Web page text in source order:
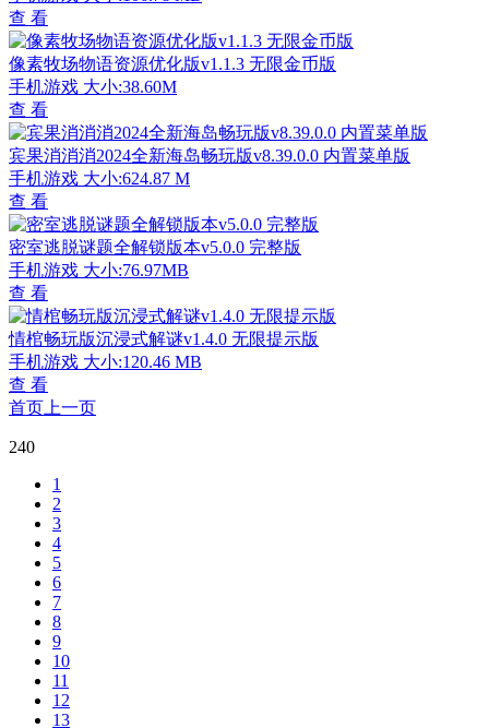
查 看
像素牧场物语资源优化版v1.1.3 无限金币版
手机游戏 大小:38.60M
查 看
宾果消消消2024全新海岛畅玩版v8.39.0.0 内置菜单版
手机游戏 大小:624.87 M
查 看
密室逃脱谜题全解锁版本v5.0.0 完整版
手机游戏 大小:76.97MB
查 看
情棺畅玩版沉浸式解谜v1.4.0 无限提示版
手机游戏 大小:120.46 MB
查 看
首页 上一页
240
1
2
3
4
5
6
7
8
9
10
11
12
13